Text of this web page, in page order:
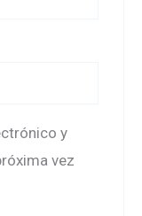
y
vez